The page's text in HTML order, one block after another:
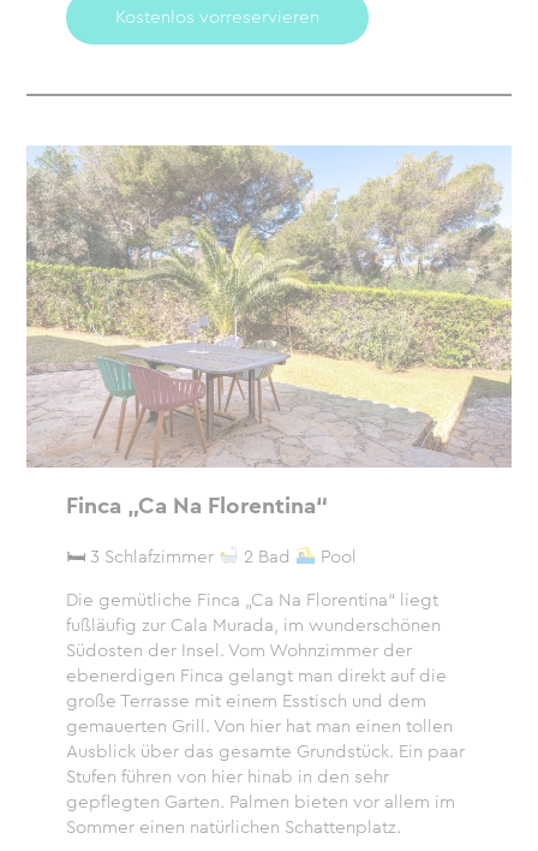
Kostenlos vorreservieren
Finca „Ca Na Florentina“
🛏 3 Schlafzimmer 2 Bad
Pool
Die gemütliche Finca „Ca Na Florentina“ liegt
fußläufig zur Cala Murada, im wunderschönen
Südosten der Insel. Vom Wohnzimmer der
ebenerdigen Finca gelangt man direkt auf die
große Terrasse mit einem Esstisch und dem
gemauerten Grill. Von hier hat man einen tollen
Ausblick über das gesamte Grundstück. Ein paar
Stufen führen von hier hinab in den sehr
gepflegten Garten. Palmen bieten vor allem im
Sommer einen natürlichen Schattenplatz.